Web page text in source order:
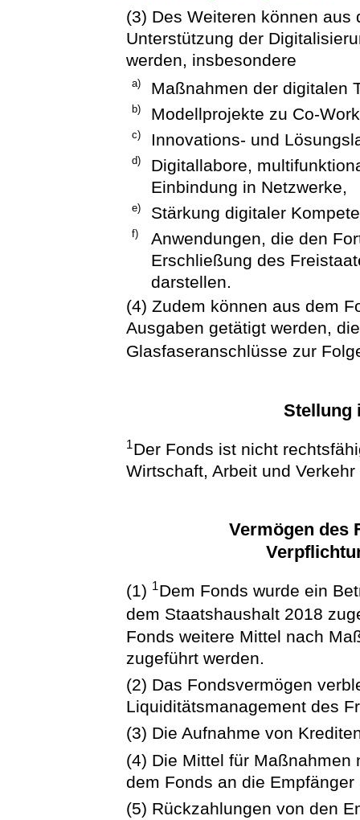
(3) Des Weiteren können
Unterstützung der
werden, insbesondere
a) Maßnahmen der digitalen
b) Modellprojekte zu Co-
c) Innovations- und
d)
Digitallabore,
Einbindung in Netzwerke,
e) Stärkung digitaler
f)
Anwendungen, die den
Erschließung des
darstellen.
(4) Zudem können aus dem
Ausgaben getätigt werden,
Glasfaseranschlüsse zur
Stellung
1Der Fonds ist nicht
Wirtschaft, Arbeit und
Vermögen des
(1) 1Dem Fonds wurde ein
dem Staatshaushalt 2018
Fonds weitere Mittel nach
zugeführt werden.
(2) Das Fondsvermögen
Liquiditätsmanagement des
(3) Die Aufnahme von
(4) Die Mittel für Maßnahmen
dem Fonds an die
(5) Rückzahlungen von den